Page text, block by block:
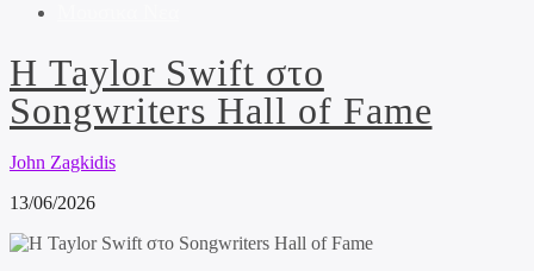
Η Taylor Swift στο
Songwriters Hall of Fame
John Zagkidis
13/06/2026